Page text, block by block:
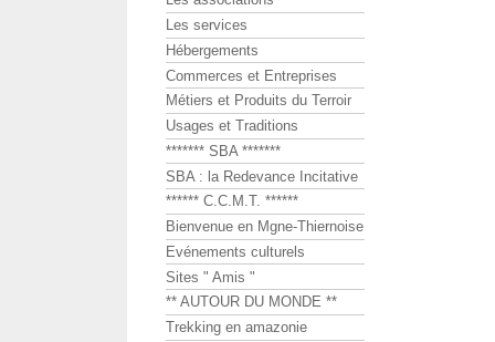
Les services
Hébergements
Commerces et Entreprises
Métiers et Produits du Terroir
Usages et Traditions
******* SBA *******
SBA : la Redevance Incitative
****** C.C.M.T. ******
Bienvenue en Mgne-Thiernoise
Evénements culturels
Sites " Amis "
** AUTOUR DU MONDE **
Trekking en amazonie